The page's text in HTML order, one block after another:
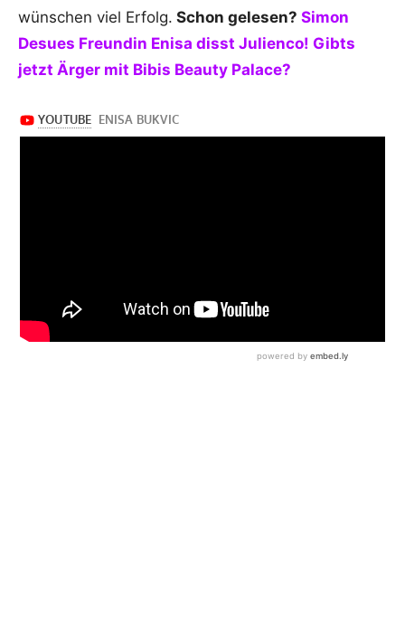
wünschen viel Erfolg. Schon gelesen? Simon
Desues Freundin Enisa disst Julienco! Gibts
jetzt Ärger mit Bibis Beauty Palace?